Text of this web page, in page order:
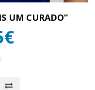
UM CURADO”